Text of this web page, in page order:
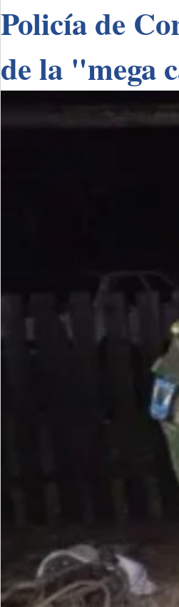
Policía de
de la "mega